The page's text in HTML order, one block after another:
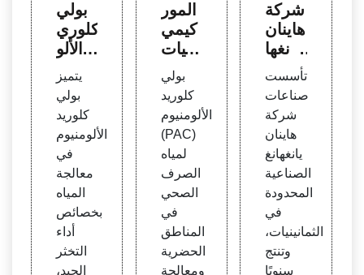
بولي
كلوري
د الألو
(PA
C) - م
ادة كي
ميائية
لمعال
جة ال
مياه
يتميز
بولي
كلوريد
الألومنيوم
في
معالجة
المياه
بخصائص
أداء
التخثر
الجيد،
المور
د كيمي
ائيات
معالج
ة المي
اه للط
هي، ب
ولي ك
لوريد
الألوم
نيوم،
كبري
تيد ال
صودي
بولي
كلوريد
الألومنيوم
(PAC)
لمياه
الصرف
الصحي
في
المناطق
الحضرية
ومعالجة
شركة
هاينان
يانغها
نغ ال
صناعي
ة الم
حدود
ة - بول
ي أكر
يلامي
د، كلو
ريد بو
لي ألو
منيوم
تأسست
صناعات
شركة
هاينان
يانغهانغ
الصناعية
المحدودة
في
الثمانينيات،
وتنتج
سنويًا